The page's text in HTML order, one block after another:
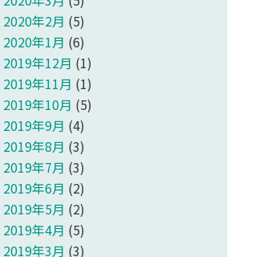
2020年2月 (5)
2020年1月 (6)
2019年12月 (1)
2019年11月 (1)
2019年10月 (5)
2019年9月 (4)
2019年8月 (3)
2019年7月 (3)
2019年6月 (2)
2019年5月 (2)
2019年4月 (5)
2019年3月 (3)